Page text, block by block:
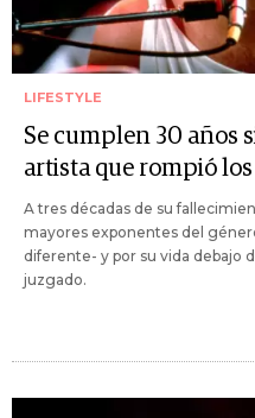
LIFESTYLE
Se cumplen 30 años
artista que rompió
A tres décadas de su
mayores exponentes del
diferente- y por su vida debajo
juzgado.